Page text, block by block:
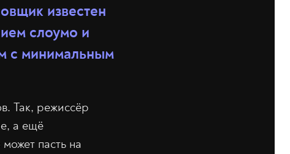
известен
слоумо и
с минимальным
Так, режиссёр
а ещё
пасть на